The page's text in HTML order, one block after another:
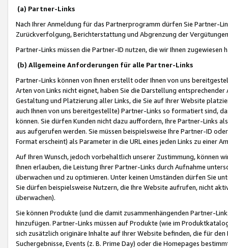
(a) Partner-Links
Nach Ihrer Anmeldung für das Partnerprogramm dürfen Sie Partner-
Zurückverfolgung, Berichterstattung und Abgrenzung der
Partner-Links müssen die Partner-ID nutzen, die wir Ihnen zugewiesen
(b) Allgemeine Anforderungen für alle Partner-Links
Partner-Links können von Ihnen erstellt oder Ihnen von uns
Arten von Links nicht eignet, haben Sie die Darstellung
Gestaltung und Platzierung aller Links, die Sie auf Ihrer Website
auch Ihnen von uns bereitgestellte) Partner-Links so formatiert sind,
können. Sie dürfen Kunden nicht dazu auffordern, Ihre Partner-Links
aus aufgerufen werden. Sie müssen beispielsweise Ihre Partner-ID
Format erscheint) als Parameter in die URL eines jeden Links zu einer
Auf Ihren Wunsch, jedoch vorbehaltlich unserer Zustimmung, können
Ihnen erlauben, die Leistung Ihrer Partner-Links durch Aufnahme
überwachen und zu optimieren. Unter keinen Umständen dürfen Sie
Sie dürfen beispielsweise Nutzern, die Ihre Website aufrufen, nicht
überwachen).
Sie können Produkte (und die damit zusammenhängenden Partner-
hinzufügen. Partner-Links müssen auf Produkte (wie im
sich zusätzlich originäre Inhalte auf Ihrer Website befinden, die für
Suchergebnisse, Events (z. B. Prime Day) oder die Homepages